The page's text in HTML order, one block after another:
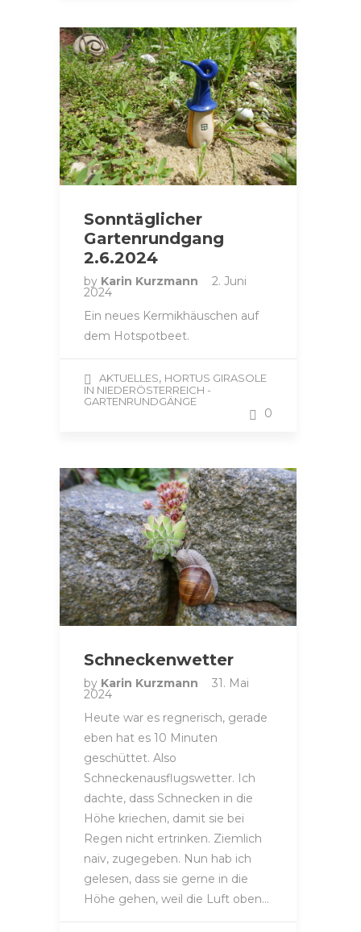
Sonntäglicher
Gartenrundgang
2.6.2024
by Karin Kurzmann 2. Juni
2024
Ein neues Kermikhäuschen auf
dem Hotspotbeet.
AKTUELLES, HORTUS GIRASOLE
IN NIEDERÖSTERREICH -
GARTENRUNDGÄNGE
0
Schneckenwetter
by Karin Kurzmann 31. Mai
2024
Heute war es regnerisch, gerade
eben hat es 10 Minuten
geschüttet. Also
Schneckenausflugswetter. Ich
dachte, dass Schnecken in die
Höhe kriechen, damit sie bei
Regen nicht ertrinken. Ziemlich
naiv, zugegeben. Nun hab ich
gelesen, dass sie gerne in die
Höhe gehen, weil die Luft oben…